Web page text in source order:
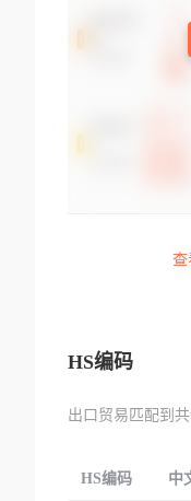
查
HS编码
出口贸易匹配到
HS编码 中